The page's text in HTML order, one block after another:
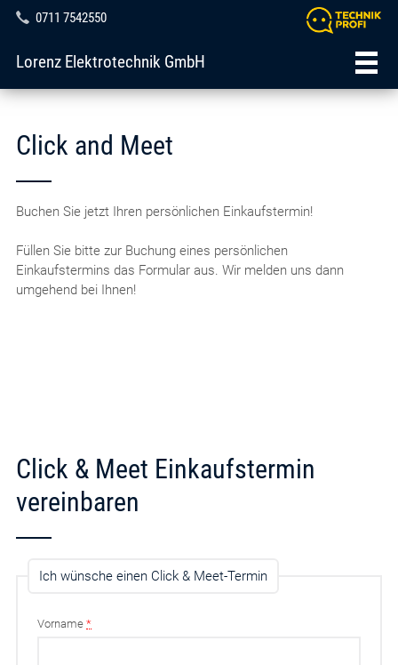
0711 7542550
Lorenz Elektrotechnik GmbH
Click and Meet
Buchen Sie jetzt Ihren persönlichen Einkaufstermin!
Füllen Sie bitte zur Buchung eines persönlichen
Einkaufstermins das Formular aus. Wir melden uns dann
umgehend bei Ihnen!
Click & Meet Einkaufstermin
vereinbaren
Ich wünsche einen Click & Meet-Termin
Vorname*